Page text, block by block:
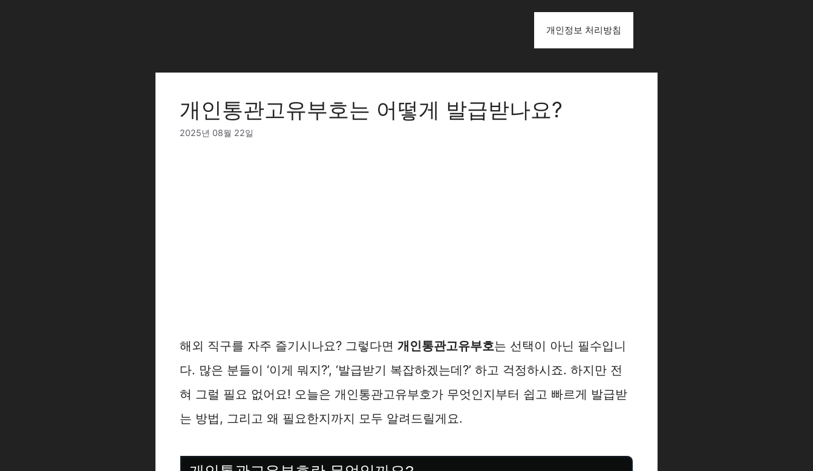
개인정보 처리방침
개인통관고유부호는 어떻게 발급받나요?
2025년 08월 22일
해외 직구를 자주 즐기시나요? 그렇다면 개인통관고유부호는 선택이 아닌 필수입니
다. 많은 분들이 ‘이게 뭐지?’, ‘발급받기 복잡하겠는데?’ 하고 걱정하시죠. 하지만 전
혀 그럴 필요 없어요! 오늘은 개인통관고유부호가 무엇인지부터 쉽고 빠르게 발급받
는 방법, 그리고 왜 필요한지까지 모두 알려드릴게요.